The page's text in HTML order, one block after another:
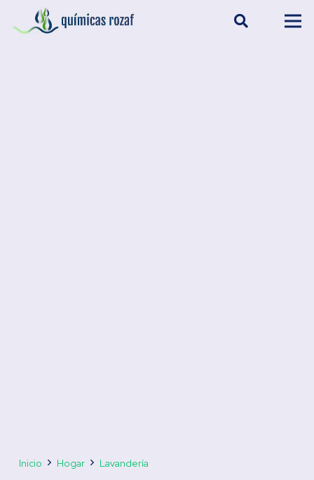
Inicio Hogar
Lavandería